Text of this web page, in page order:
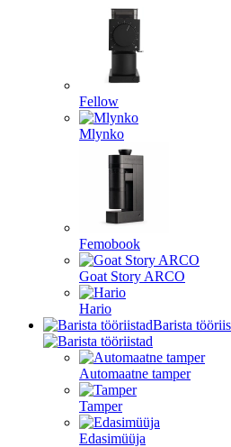
Fellow
Mlynko
Femobook
Goat Story ARCO
Hario
Barista
Automaatne tamper
Tamper
Edasimüüja